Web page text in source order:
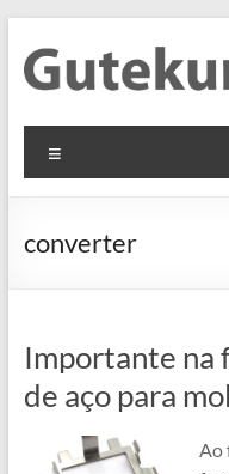
content
GmbH
Informationen
Flachmaterial
converter
Importante na
de aço para
Ao